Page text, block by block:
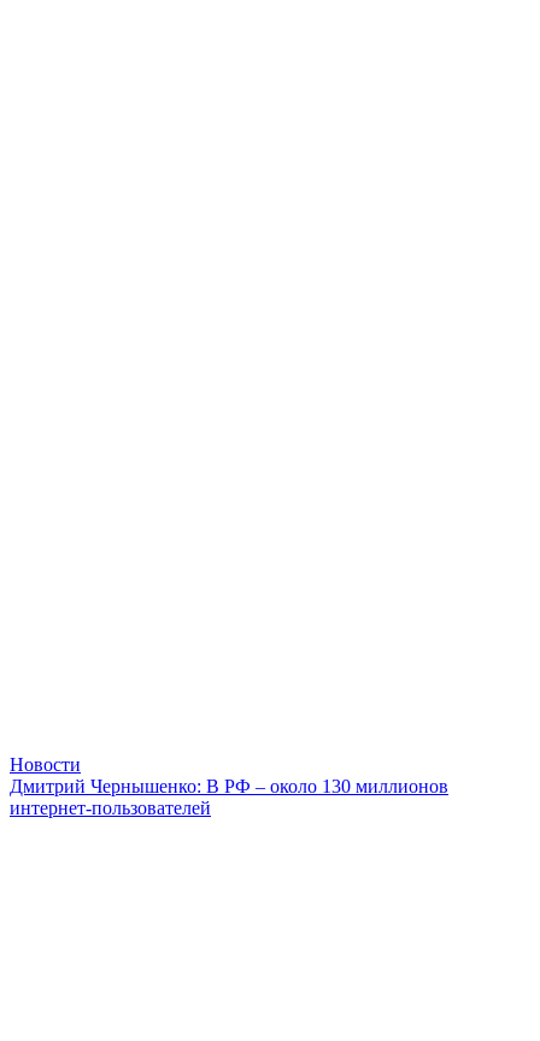
Новости
Дмитрий Чернышенко: В РФ – около 130 миллионов
интернет-пользователей